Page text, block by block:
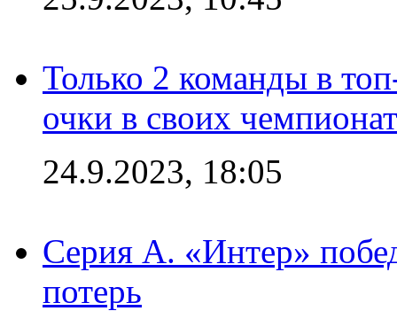
Только 2 команды в
очки в своих
24.9.2023, 18:05
Серия А. «Интер»
потерь